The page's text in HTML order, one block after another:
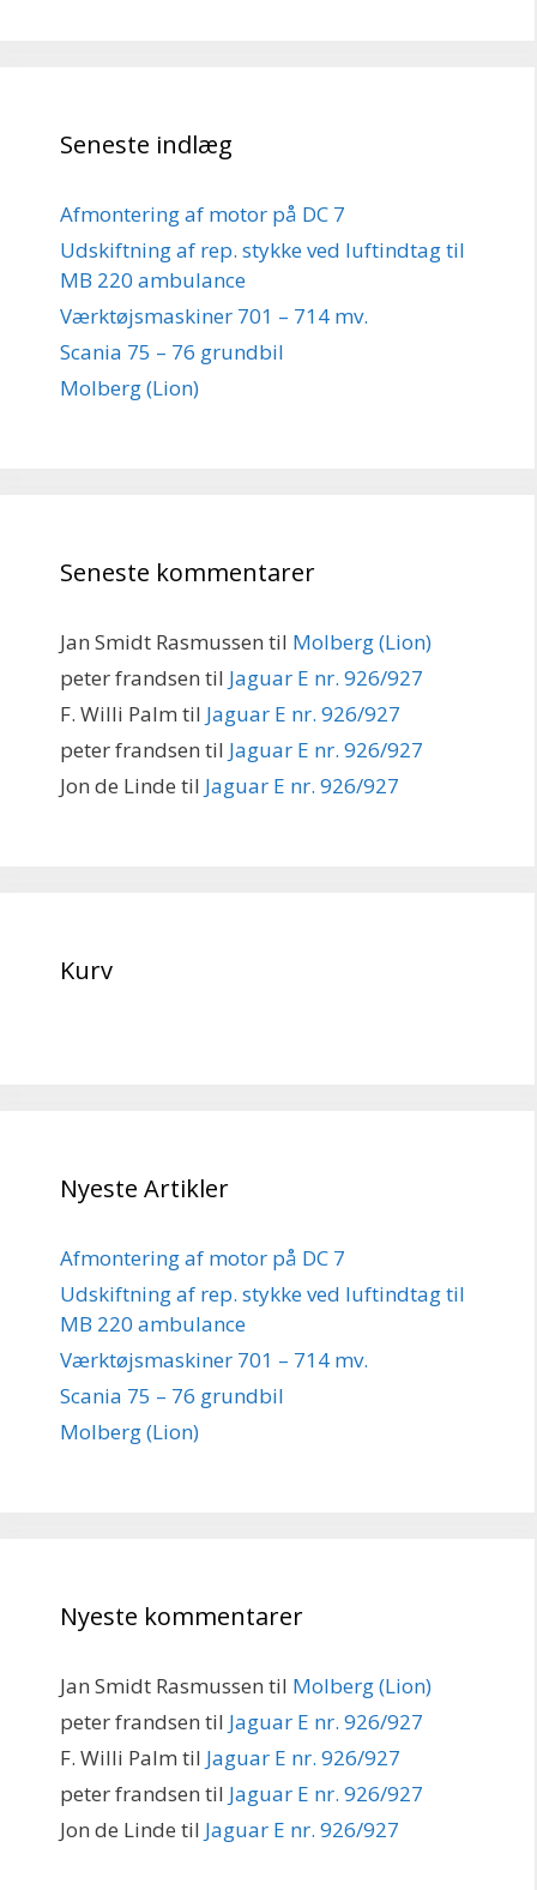
Seneste indlæg
Afmontering af motor på DC 7
Udskiftning af rep. stykke ved luftindtag til
MB 220 ambulance
Værktøjsmaskiner 701 – 714 mv.
Scania 75 – 76 grundbil
Molberg (Lion)
Seneste kommentarer
Jan Smidt Rasmussen til Molberg (Lion)
peter frandsen til Jaguar E nr. 926/927
F. Willi Palm til Jaguar E nr. 926/927
peter frandsen til Jaguar E nr. 926/927
Jon de Linde til Jaguar E nr. 926/927
Kurv
Nyeste Artikler
Afmontering af motor på DC 7
Udskiftning af rep. stykke ved luftindtag til
MB 220 ambulance
Værktøjsmaskiner 701 – 714 mv.
Scania 75 – 76 grundbil
Molberg (Lion)
Nyeste kommentarer
Jan Smidt Rasmussen til Molberg (Lion)
peter frandsen til Jaguar E nr. 926/927
F. Willi Palm til Jaguar E nr. 926/927
peter frandsen til Jaguar E nr. 926/927
Jon de Linde til Jaguar E nr. 926/927